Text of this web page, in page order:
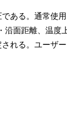
ある。通常使用
沿面距離、温度
れる。ユーザー